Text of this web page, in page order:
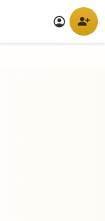
account_circle person_add